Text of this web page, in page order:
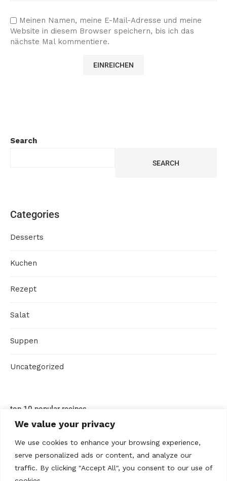
We value your privacy
We use cookies to enhance your browsing experience,
serve personalized ads or content, and analyze our
traffic. By clicking "Accept All", you consent to our use of
Meinen Namen, meine E-Mail-Adresse und meine
Website in diesem Browser speichern, bis ich das
nächste Mal kommentiere.
Search
SEARCH
Categories
Desserts
Kuchen
Rezept
Salat
Suppen
Uncategorized
top 10 popular recipes